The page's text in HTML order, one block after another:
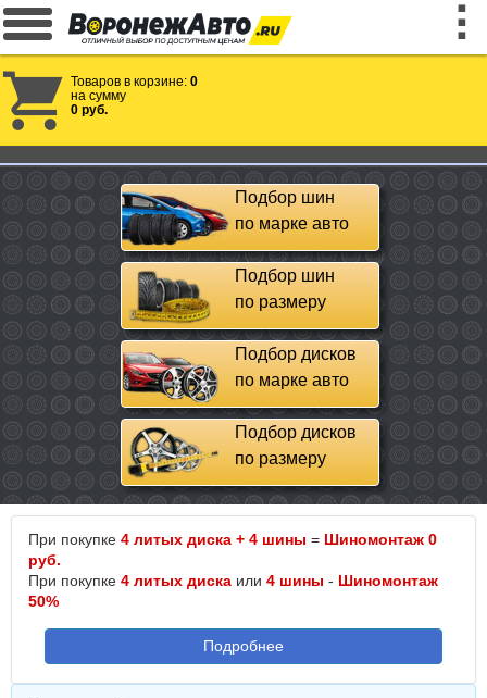
Товаров в корзине: 0
на сумму
0 руб.
Подбор шин
по марке авто
Подбор шин
по размеру
Подбор дисков
по марке авто
Подбор дисков
по размеру
При покупке 4 литых диска + 4 шины = Шиномонтаж 0
руб.
При покупке 4 литых диска или 4 шины - Шиномонтаж
50%
Подробнее